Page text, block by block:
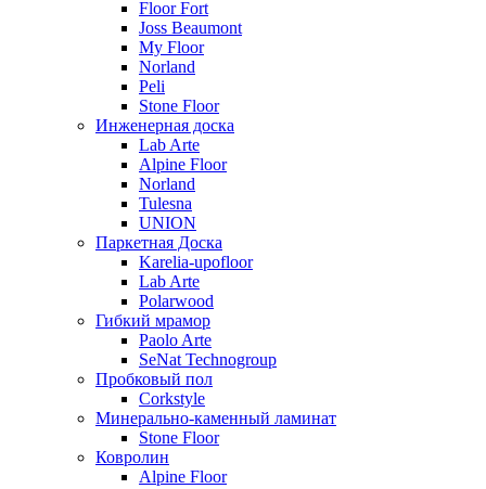
Floor Fort
Joss Beaumont
My Floor
Norland
Peli
Stone Floor
Инженерная доска
Lab Arte
Alpine Floor
Norland
Tulesna
UNION
Паркетная Доска
Karelia-upofloor
Lab Arte
Polarwood
Гибкий мрамор
Paolo Arte
SeNat Technogroup
Пробковый пол
Corkstyle
Минерально-каменный ламинат
Stone Floor
Ковролин
Alpine Floor